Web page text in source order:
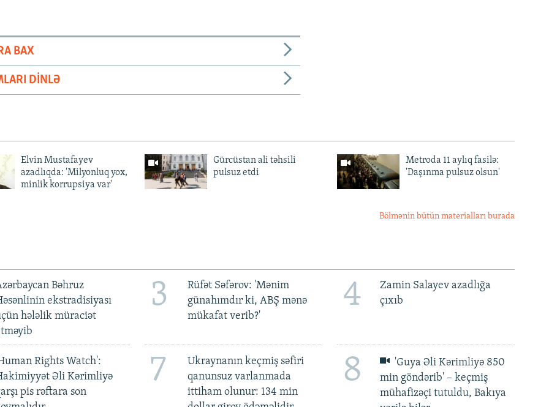
BAX
DINLƏ
Elvin Mustafayev
azadlıqda: 'Milyonluq yox,
minlik korrupsiya var'
Gürcüstan ali təhsili
pulsuz etdi
Metroda 11 aylıq fasilə:
'Daşınma pulsuz olsun'
Bölmənin bütün materialları burada
Bəhruz
ekstradisiyası
hələlik müraciət
3
Rüfət Səfərov: 'Mənim
günahımdır ki, ABŞ mənə
mükafat verib?'
4
Zamin Salayev azadlığa
çıxıb
Rights Watch':
Əli Kərimliyə
pis rəftara son
7
Ukraynanın keçmiş səfiri
qanunsuz varlanmada
ittiham olunur: 134 min
8
'Guya Əli Kərimliyə 850
min göndərib' – keçmiş
mühafizəçi tutuldu, Bakıya